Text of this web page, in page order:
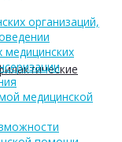
организаций,
медицинских
медицинской